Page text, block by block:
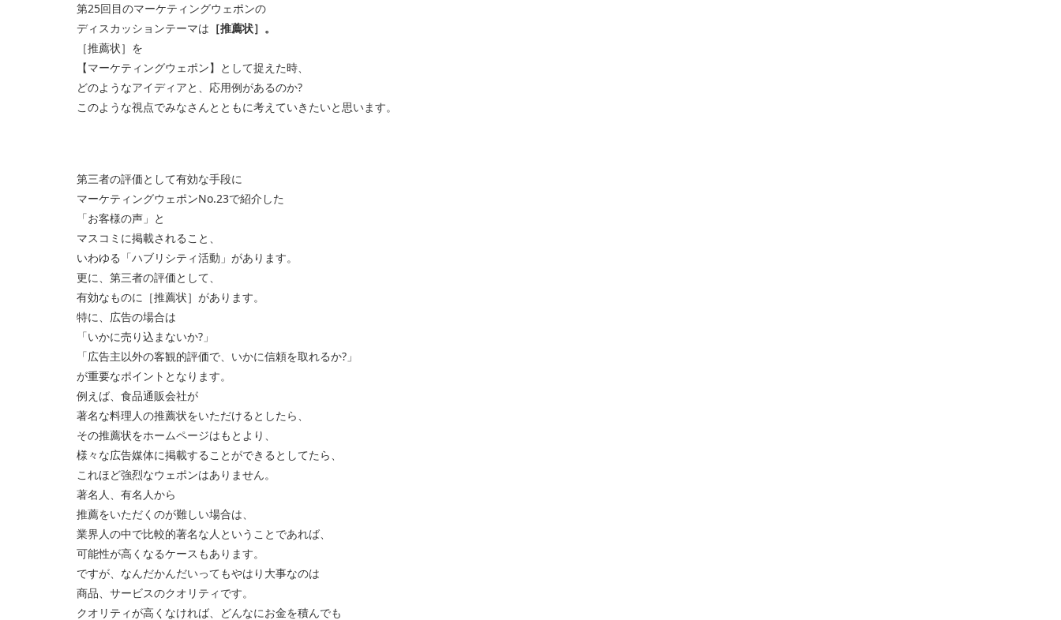
第25回目のマーケティングウェポンの
ディスカッションテーマは ［推薦状］。
［推薦状］を
【マーケティングウェポン】として捉えた時、
どのようなアイディアと、応用例があるのか?
このような視点でみなさんとともに考えていきたいと思います。
第三者の評価として有効な手段に
マーケティングウェポンNo.23で紹介した
「お客様の声」と
マスコミに掲載されること、
いわゆる「ハブリシティ活動」があります。
更に、第三者の評価として、
有効なものに［推薦状］があります。
特に、広告の場合は
「いかに売り込まないか?」
「広告主以外の客観的評価で、いかに信頼を取れるか?」
が重要なポイントとなります。
例えば、食品通販会社が
著名な料理人の推薦状をいただけるとしたら、
その推薦状をホームページはもとより、
様々な広告媒体に掲載することができるとしてたら、
これほど強烈なウェポンはありません。
著名人、有名人から
推薦をいただくのが難しい場合は、
業界人の中で比較的著名な人ということであれば、
可能性が高くなるケースもあります。
ですが、なんだかんだいってもやはり大事なのは
商品、サービスのクオリティです。
クオリティが高くなければ、どんなにお金を積んでも